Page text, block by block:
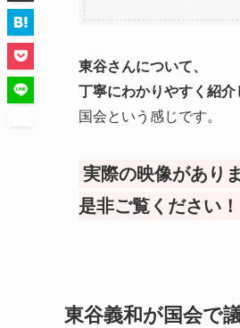
東谷さんについて、
丁寧にわかりやすく紹介
国会という感じです。
実際の映像があり
是非ご覧ください！
東谷義和が国会で